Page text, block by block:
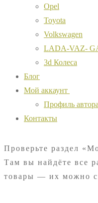
Opel
Toyota
Volkswagen
LADA-VAZ-
3d Колеса
Блог
Мой аккаунт
Профиль автора
Контакты
Проверьте раздел
Там вы найдёте все
товары — их можно